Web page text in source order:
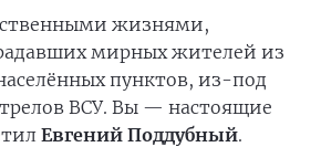
жизнями,
мирных жителей из
пунктов, из-под
ВСУ. Вы — настоящие
Евгений Поддубный.